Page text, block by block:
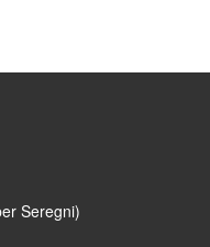
Seregni)